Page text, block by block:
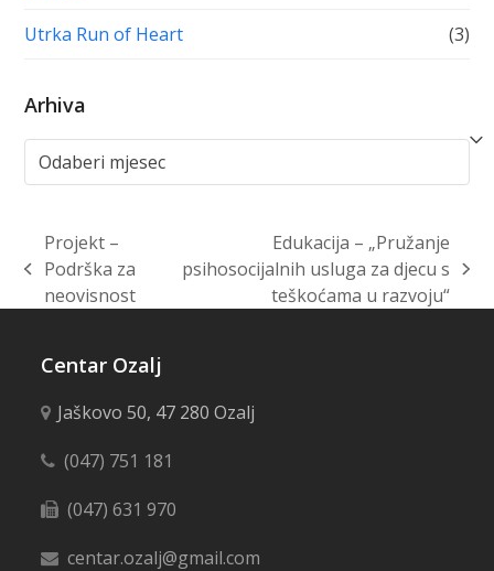
Utrka Run of Heart (3)
Arhiva
Arhiva
previous
post:
Projekt –
Podrška za
neovisnost
next
post:
Edukacija – „Pružanje
psihosocijalnih usluga za djecu s
teškoćama u razvoju“
Centar Ozalj
Jaškovo 50, 47 280 Ozalj
(047) 751 181
(047) 631 970
centar.ozalj@gmail.com